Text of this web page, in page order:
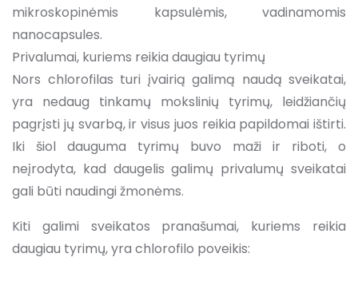
mikroskopinėmis kapsulėmis, vadinamomis
nanocapsules.
Privalumai, kuriems reikia daugiau tyrimų
Nors chlorofilas turi įvairią galimą naudą sveikatai,
yra nedaug tinkamų mokslinių tyrimų, leidžiančių
pagrįsti jų svarbą, ir visus juos reikia papildomai ištirti.
Iki šiol dauguma tyrimų buvo maži ir riboti, o
neįrodyta, kad daugelis galimų privalumų sveikatai
gali būti naudingi žmonėms.
Kiti galimi sveikatos pranašumai, kuriems reikia
daugiau tyrimų, yra chlorofilo poveikis: